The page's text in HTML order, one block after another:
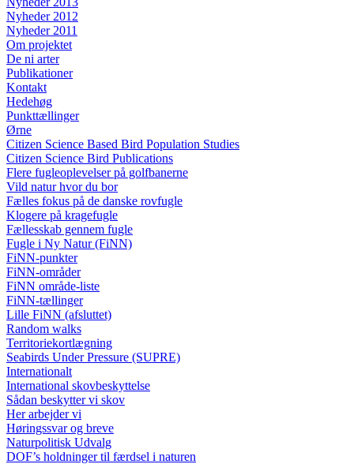
Nyheder 2012
Nyheder 2011
Om projektet
De ni arter
Publikationer
Kontakt
Hedehøg
Punkttællinger
Ørne
Citizen Science Based Bird Population Studies
Citizen Science Bird Publications
Flere fugleoplevelser på golfbanerne
Vild natur hvor du bor
Fælles fokus på de danske rovfugle
Klogere på kragefugle
Fællesskab gennem fugle
Fugle i Ny Natur (FiNN)
FiNN-punkter
FiNN-områder
FiNN område-liste
FiNN-tællinger
Lille FiNN (afsluttet)
Random walks
Territoriekortlægning
Seabirds Under Pressure (SUPRE)
Internationalt
International skovbeskyttelse
Sådan beskytter vi skov
Her arbejder vi
Høringssvar og breve
Naturpolitisk Udvalg
DOF’s holdninger til færdsel i naturen